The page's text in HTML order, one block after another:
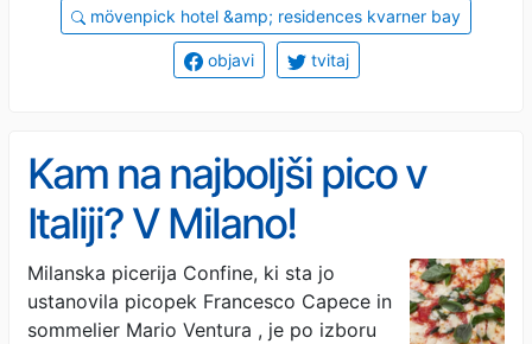
mövenpick hotel &amp; residences kvarner bay
objavi tvitaj
Kam na najboljši pico v
Italiji? V Milano!
Milanska picerija Confine, ki sta jo
ustanovila picopek Francesco Capece in
sommelier Mario Ventura , je po izboru